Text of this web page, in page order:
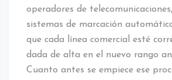
operadores de
sistemas de marcación
que cada línea comercial esté
dada de alta en el nuevo rango
Cuanto antes se empiece ese